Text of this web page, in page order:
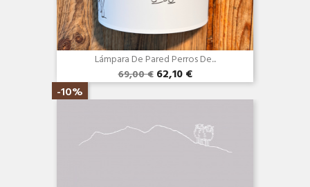
Lámpara De Pared Perros De...
69,00 €
-10%
62,10 €
Vista rápida